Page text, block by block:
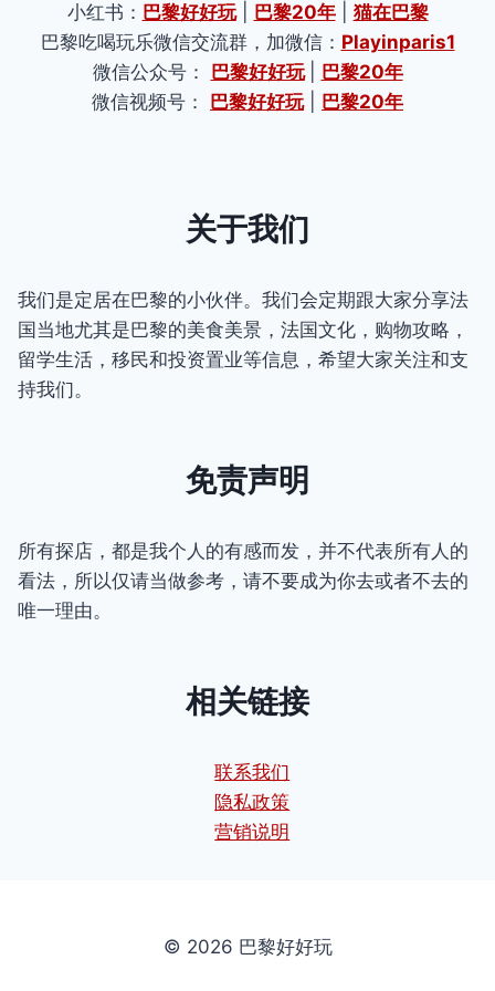
小红书： 巴黎好好玩| 巴黎20年| 猫在巴黎
巴黎吃喝玩乐微信交流群，加微信： Playinparis1
微信公众号： 巴黎好好玩
巴黎20年
微信视频号： 巴黎好好玩| 巴黎20年
关于我们
我们是定居在巴黎的小伙伴。我们会定期跟大家分享法
国当地尤其是巴黎的美食美景，法国文化，购物攻略，
留学生活，移民和投资置业等信息，希望大家关注和支
持我们。
免责声明
所有探店，都是我个人的有感而发，并不代表所有人的
看法，所以仅请当做参考，请不要成为你去或者不去的
唯一理由。
相关链接
联系我们
隐私政策
营销说明
© 2026 巴黎好好玩